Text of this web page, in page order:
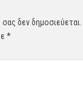
δεν δημοσιεύεται.
*